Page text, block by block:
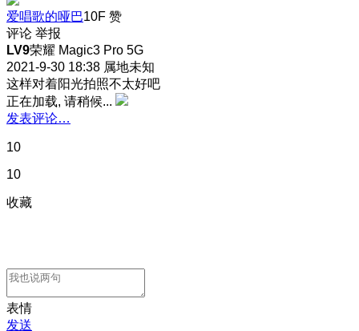
爱唱歌的哑巴10F 赞
评论 举报
LV9荣耀 Magic3 Pro 5G
2021-9-30 18:38 属地未知
这样对着阳光拍照不太好吧
正在加载, 请稍候...
发表评论…
10
10
收藏
表情
发送